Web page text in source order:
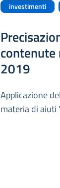
investimenti
contenute
2019
Applicazione
materia di